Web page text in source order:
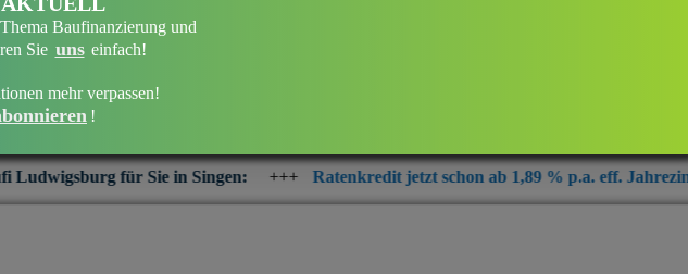
und Träume oder einfach notwendige
Sie sich jetzt den günstigsten Kredit
in Singen: +++ Ratenkredit jetzt schon ab 1,89 % p.a. eff. Jahrezins +++ Interesse an
Baufinanzierung und
Sie uns einfach!
mehr verpassen!
!